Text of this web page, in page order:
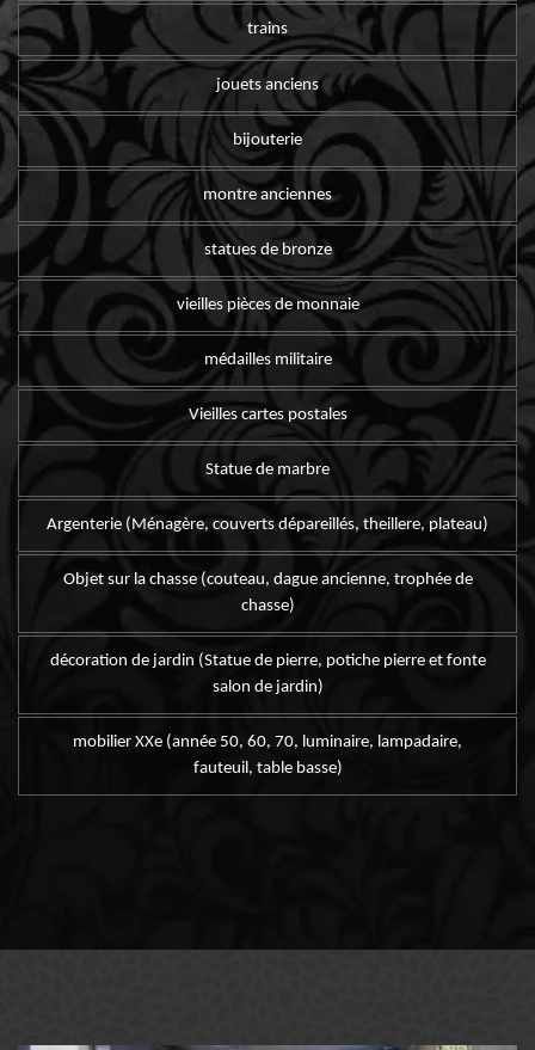
trains
jouets anciens
bijouterie
montre anciennes
statues de bronze
vieilles pièces de monnaie
médailles militaire
Vieilles cartes postales
Statue de marbre
Argenterie (Ménagère, couverts dépareillés, theillere, plateau)
Objet sur la chasse (couteau, dague ancienne, trophée de
chasse)
décoration de jardin (Statue de pierre, potiche pierre et fonte
salon de jardin)
mobilier XXe (année 50, 60, 70, luminaire, lampadaire,
fauteuil, table basse)